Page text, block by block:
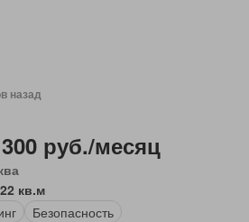
назад
руб./месяц
кв.м
Безопасность